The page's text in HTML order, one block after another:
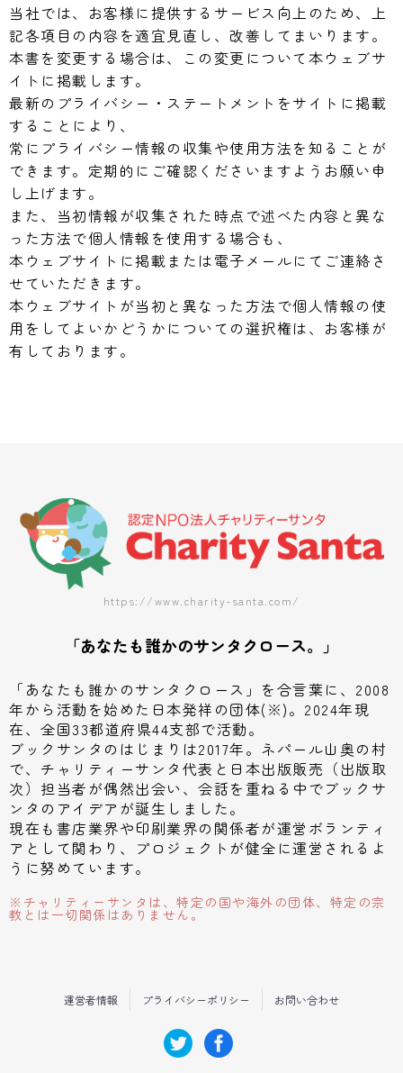
当社では、お客様に提供するサービス向上のため、上
記各項目の内容を適宜見直し、改善してまいります。
本書を変更する場合は、この変更について本ウェブサ
イトに掲載します。
最新のプライバシー・ステートメントをサイトに掲載
することにより、
常にプライバシー情報の収集や使用方法を知ることが
できます。定期的にご確認くださいますようお願い申
し上げます。
また、当初情報が収集された時点で述べた内容と異な
った方法で個人情報を使用する場合も、
本ウェブサイトに掲載または電子メールにてご連絡さ
せていただきます。
本ウェブサイトが当初と異なった方法で個人情報の使
用をしてよいかどうかについての選択権は、お客様が
有しております。
https://www.charity-santa.com/
「あなたも誰かのサンタクロース。」
「あなたも誰かのサンタクロース」を合言葉に、2008
年から活動を始めた日本発祥の団体(※)。2024年現
在、 全国33都道府県44支部で活動。
ブックサンタのはじまりは2017年。ネパール山奥の村
で、チャリティーサンタ代表と日本出版販売（出版取
次）担当者が偶然出会い、会話を重ねる中でブックサ
ンタのアイデアが誕生しました。
現在も書店業界や印刷業界の関係者が運営ボランティ
アとして関わり、プロジェクトが健全に運営されるよ
うに努めています。
※チャリティーサンタは、特定の国や海外の団体、特定の宗
教とは一切関係はありません。
運営者情報 プライバシーポリシー お問い合わせ